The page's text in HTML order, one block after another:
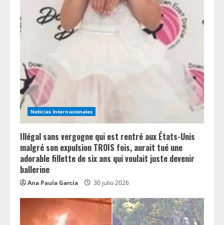
e
d
i
n
g
Noticias Internacionales
Illégal sans vergogne qui est rentré aux États-Unis
malgré son expulsion TROIS fois, aurait tué une
adorable fillette de six ans qui voulait juste devenir
ballerine
Ana Paula García 30 julio 2026